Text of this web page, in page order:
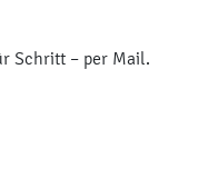
Schritt – per Mail.